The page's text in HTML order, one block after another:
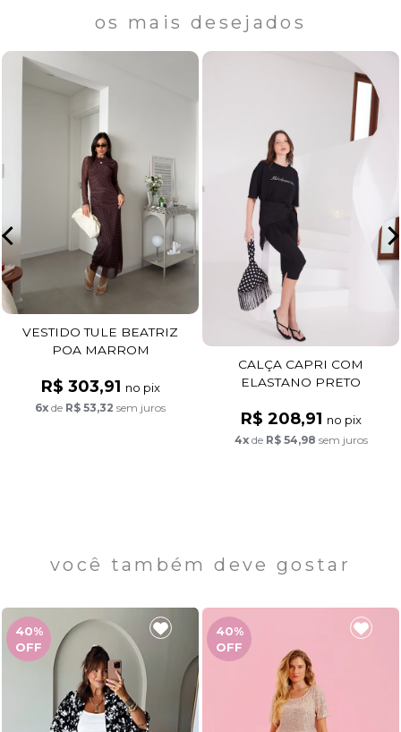
os mais desejados
VESTIDO TULE BEATRIZ
POA MARROM
R$ 303,91 no pix
6x de R$ 53,32 sem juros
CALÇA CAPRI COM
ELASTANO PRETO
R$ 208,91 no pix
4xde R$ 54,98 sem juros
você também deve gostar
40%
OFF
40%
OFF